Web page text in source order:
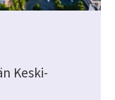
Keski-